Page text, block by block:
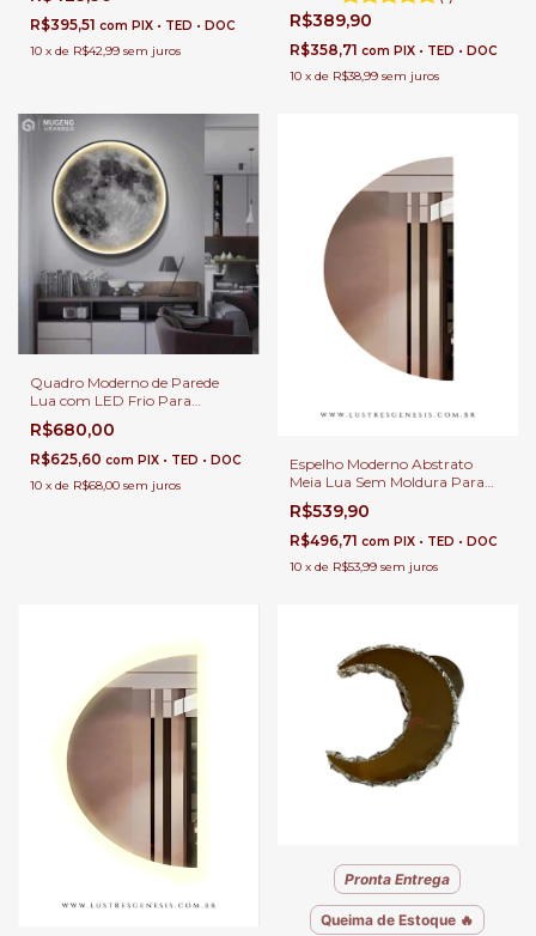
R$395,51 com PIX • TED • DOC
10 x de R$42,99 sem juros
R$389,90
R$358,71 com PIX • TED • DOC
10 x de R$38,99 sem juros
Quadro Moderno de Parede
Lua com LED Frio Para
Decoração de Quartos, Sala de
Estar, Corredor, Escritório,
Apartamento e Quarto Infantil
R$680,00
R$625,60 com PIX • TED • DOC
10 x de R$68,00 sem juros
Espelho Moderno Abstrato
Meia Lua Sem Moldura Para
Banheiro, Penteadeira, Salão de
Beleza e Lojas
R$539,90
R$496,71 com PIX • TED • DOC
10 x de R$53,99 sem juros
Pronta Entrega
Queima de Estoque 🔥